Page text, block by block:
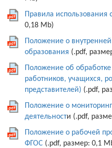
Правила использования
0,18 Mb)
Положение о
образования (.pdf,
Положение об
работников, учащихся,
представителей) (.pdf,
Положение о
деятельности (.pdf,
Положение о рабочей
ФГОС (.pdf, размер: 0,1
Данная
сайта